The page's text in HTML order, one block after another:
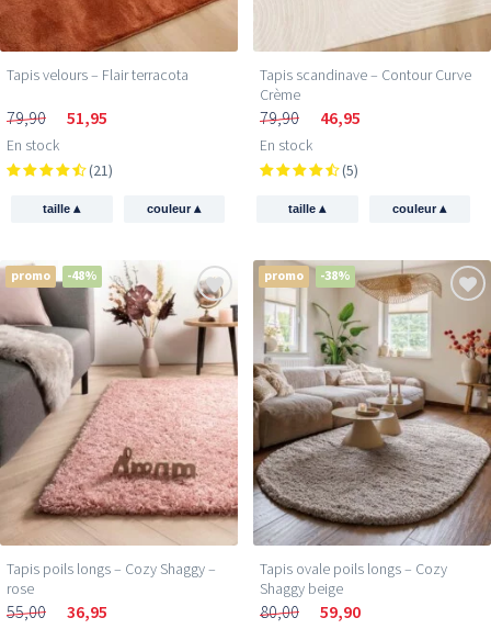
Tapis velours – Flair terracota
79,90 51,95
En stock
(21)
taille▴ couleur▴
Tapis scandinave – Contour Curve
Crème
79,90 46,95
En stock
(5)
taille▴ couleur▴
promo -48%
Tapis poils longs – Cozy Shaggy –
rose
55,00 36,95
promo -38%
Tapis ovale poils longs – Cozy
Shaggy beige
80,00 59,90